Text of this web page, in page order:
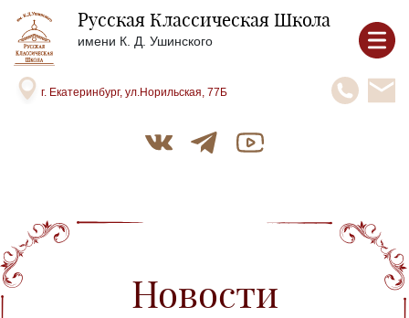
Русская Классическая Школа
имени К. Д. Ушинского
г. Екатеринбург, ул.Норильская, 77Б
Новости